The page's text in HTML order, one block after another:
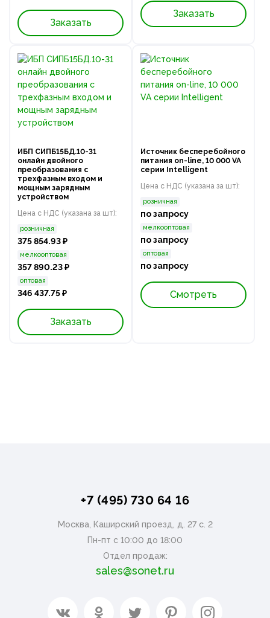
Заказать
Заказать
ИБП СИПБ15БД.10-31
онлайн двойного
преобразования с
трехфазным входом и
мощным зарядным
устройством
Цена с НДС (указана за шт):
розничная
375 854.93 ₽
мелкооптовая
357 890.23 ₽
оптовая
346 437.75 ₽
Заказать
Источник бесперебойного
питания on-line, 10 000 VA
серии Intelligent
Цена с НДС (указана за шт):
розничная
по запросу
мелкооптовая
по запросу
оптовая
по запросу
Смотреть
+7 (495) 730 64 16
Москва, Каширский проезд, д. 27 с. 2
Пн-пт с 10:00 до 18:00
Отдел продаж:
sales@sonet.ru